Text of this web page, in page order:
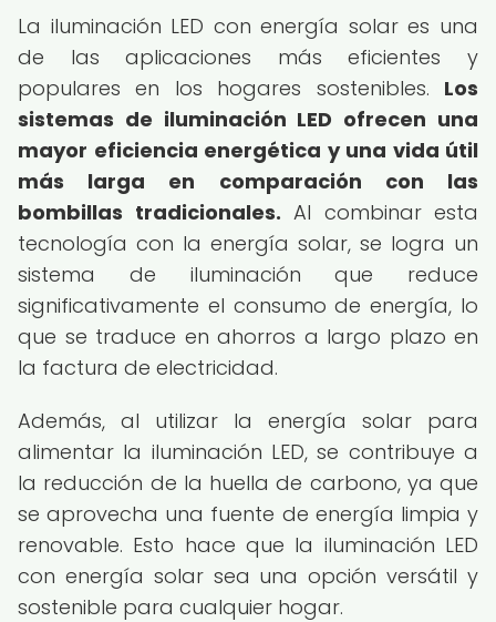
La iluminación LED con energía solar es una
de las aplicaciones más eficientes y
populares en los hogares sostenibles. Los
sistemas de iluminación LED ofrecen una
mayor eficiencia energética y una vida útil
más larga en comparación con las
bombillas tradicionales. Al combinar esta
tecnología con la energía solar, se logra un
sistema de iluminación que reduce
significativamente el consumo de energía, lo
que se traduce en ahorros a largo plazo en
la factura de electricidad.
Además, al utilizar la energía solar para
alimentar la iluminación LED, se contribuye a
la reducción de la huella de carbono, ya que
se aprovecha una fuente de energía limpia y
renovable. Esto hace que la iluminación LED
con energía solar sea una opción versátil y
sostenible para cualquier hogar.